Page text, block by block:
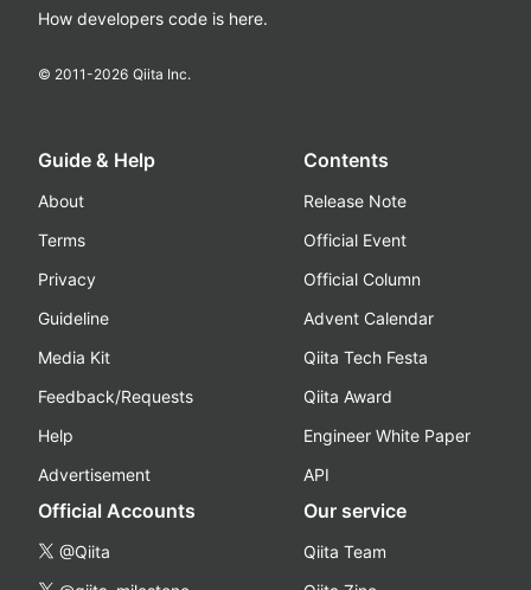
How developers code is here.
© 2011-2026 Qiita Inc.
Guide & Help
About
Terms
Privacy
Guideline
Media Kit
Feedback/Requests
Help
Advertisement
Contents
Release Note
Official Event
Official Column
Advent Calendar
Qiita Tech Festa
Qiita Award
Engineer White Paper
API
Official Accounts
@Qiita
Our service
Qiita Team